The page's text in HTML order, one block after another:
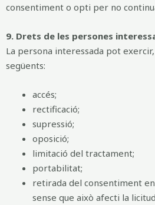
consentiment o opti per no
9. Drets de les persones
La persona interessada pot
següents:
accés;
rectificació;
supressió;
oposició;
limitació del tractament;
portabilitat;
retirada del consentiment
sense que això afecti la